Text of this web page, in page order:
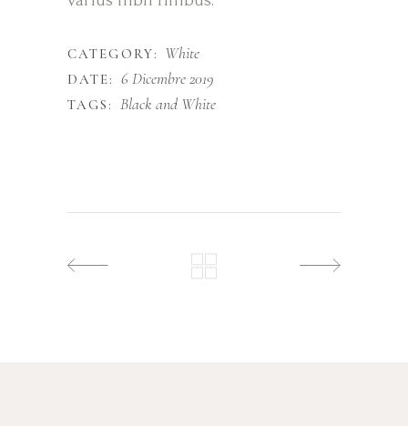
CATEGORY: White
DATE: 6 Dicembre 2019
TAGS: Black and White